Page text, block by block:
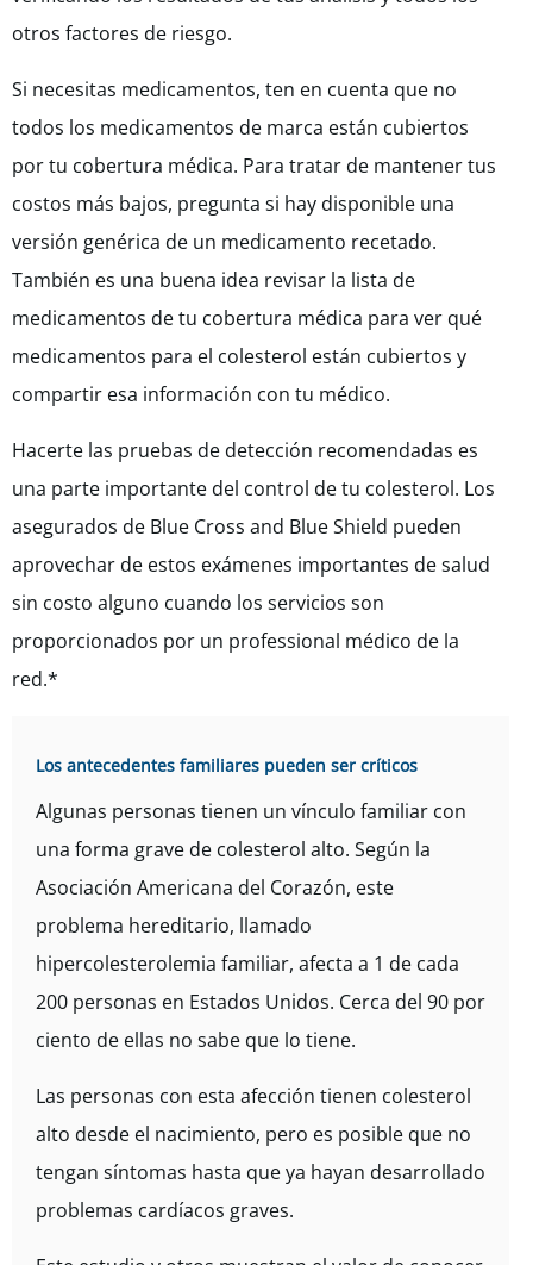
otros factores de riesgo.
Si necesitas medicamentos, ten en cuenta que no
todos los medicamentos de marca están cubiertos
por tu cobertura médica. Para tratar de mantener tus
costos más bajos, pregunta si hay disponible una
versión genérica de un medicamento recetado.
También es una buena idea revisar la lista de
medicamentos de tu cobertura médica para ver qué
medicamentos para el colesterol están cubiertos y
compartir esa información con tu médico.
Hacerte las pruebas de detección recomendadas es
una parte importante del control de tu colesterol. Los
asegurados de Blue Cross and Blue Shield pueden
aprovechar de estos exámenes importantes de salud
sin costo alguno cuando los servicios son
proporcionados por un professional médico de la
red.*
Los antecedentes familiares pueden ser críticos
Algunas personas tienen un vínculo familiar con
una forma grave de colesterol alto. Según la
Asociación Americana del Corazón, este
problema hereditario, llamado
hipercolesterolemia familiar, afecta a 1 de cada
200 personas en Estados Unidos. Cerca del 90 por
ciento de ellas no sabe que lo tiene.
Las personas con esta afección tienen colesterol
alto desde el nacimiento, pero es posible que no
tengan síntomas hasta que ya hayan desarrollado
problemas cardíacos graves.